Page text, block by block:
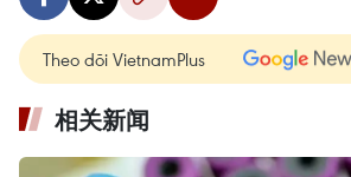
Theo dõi VietnamPlus
相关新闻